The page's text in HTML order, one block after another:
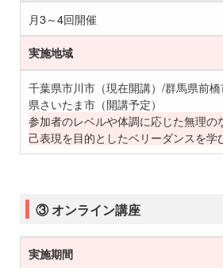
月3～4回開催
実施地域
千葉県市川市（現在開講）/群馬県前
県さいたま市（開講予定）
参加者のレベルや体調に応じた無理の
己表現を目的としたベリーダンスを学
③ オンライン講座
実施期間